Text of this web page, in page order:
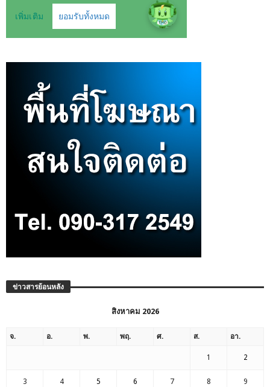
ข่าวสารย้อนหลัง
สิงหาคม 2026
จ. อ. พ. พฤ. ศ. ส. อา.
1 2
3 4 5 6 7 8 9